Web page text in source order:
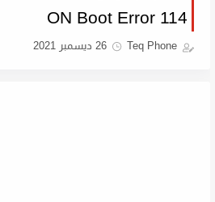
ON Boot Error 114
Teq Phone 26 ديسمبر 2021